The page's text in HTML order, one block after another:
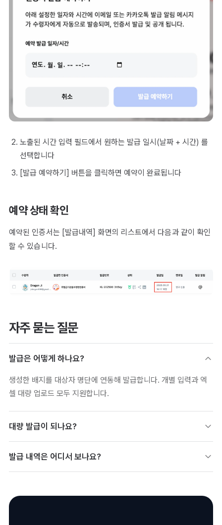
노출된 시간 입력 필드에서 원하는 발급 일시(날짜 + 시간) 를
선택합니다
[발급 예약하기] 버튼을 클릭하면 예약이 완료됩니다
예약 상태 확인
예약된 인증서는 [발급내역] 화면의 리스트에서 다음과 같이 확인
할 수 있습니다.
자주 묻는 질문
발급은 어떻게 하나요?
생성한 배지를 대상자 명단에 연동해 발급합니다. 개별 입력과 엑
셀 대량 업로드 모두 지원합니다.
대량 발급이 되나요?
할 수 있습니다. 오류 데이터는 업로드 시 확인·수정합니다.
발급 내역은 어디서 보나요?